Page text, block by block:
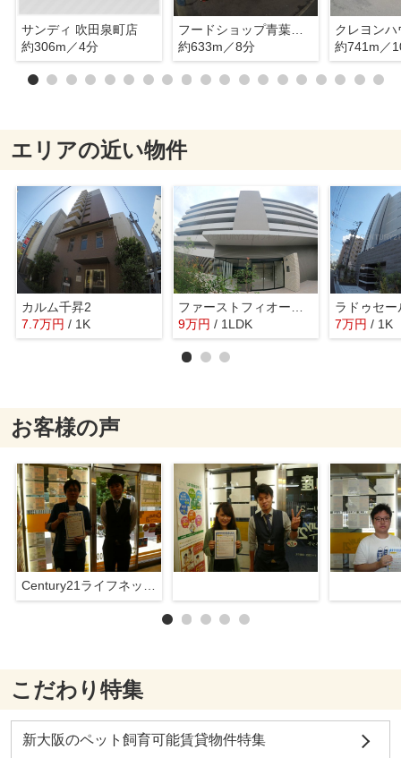
サンディ 吹田泉町店
約306m／4分
フードショップ青葉江坂店
約633m／8分
約741m／
エリアの近い物件
カルム千昇2
7.7万円 / 1K
9万円 / 1LDK
ラドゥセー
7万円 / 1K
お客様の声
こだわり特集
新大阪のペット飼育可能賃貸物件特集